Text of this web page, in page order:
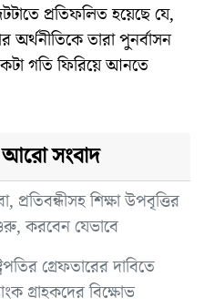
প্রতিফলিত হয়েছে যে,
তারা পুনর্বাসন
গতি ফিরিয়ে আনতে
আরো সংবাদ
প্রতিবন্ধীসহ শিক্ষা উপবৃত্তির
করবেন যেভাবে
গ্রেফতারের দাবিতে
গ্রাহকদের বিক্ষোভ